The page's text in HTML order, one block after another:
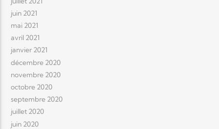
juin 2021
mai 2021
avril 2021
janvier 2021
décembre 2020
novembre 2020
octobre 2020
septembre 2020
juillet 2020
juin 2020